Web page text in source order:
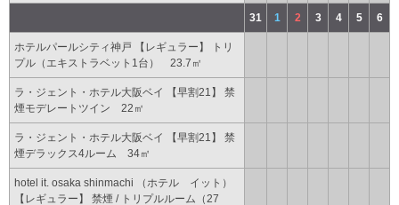
31 1 2 3 4 5 6
ホテルパールシティ神戸 【レギュラー】 トリ
プル（エキストラベット1台） 23.7㎡
ラ・ジェント・ホテル大阪ベイ 【早割21】 禁
煙モデレートツイン 22㎡
ラ・ジェント・ホテル大阪ベイ 【早割21】 禁
煙デラックス4ルーム 34㎡
hotel it. osaka shinmachi （ホテル イット）
【レギュラー】 禁煙 / トリプルルーム（27